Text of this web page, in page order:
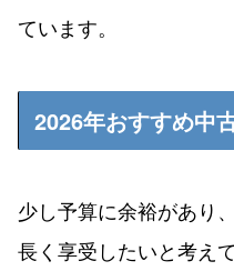
ています。
2026年おすすめ中
少し予算に余裕があり
長く享受したいと考え